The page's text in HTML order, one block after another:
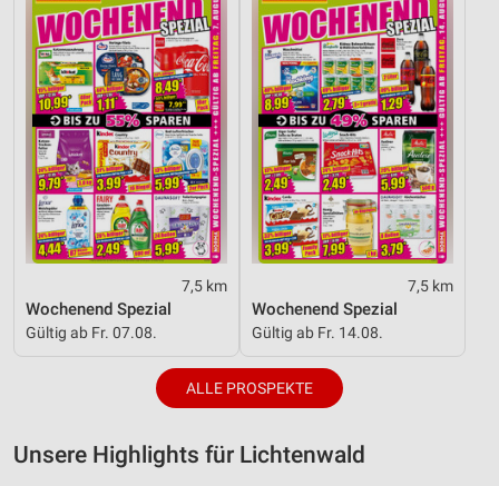
7,5 km
Wochenend Spezial
Gültig ab Fr. 07.08.
7,5 km
Wochenend Spezial
Gültig ab Fr. 14.08.
ALLE PROSPEKTE
Unsere Highlights für Lichtenwald